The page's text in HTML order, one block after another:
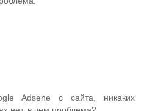
Adsene с сайта, никаких